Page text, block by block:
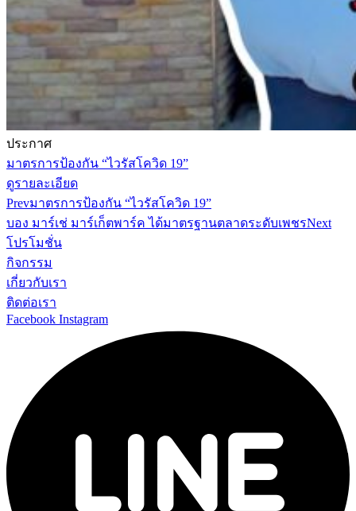
ประกาศ
มาตรการป้องกัน “ไวรัสโควิด 19”
ดูรายละเอียด
Prevมาตรการป้องกัน “ไวรัสโควิด 19”
บอง มาร์เช่ มาร์เก็ตพาร์ค ได้มาตรฐานตลาดระดับเพชรNext
โปรโมชั่น
กิจกรรม
เกี่ยวกับเรา
ติดต่อเรา
Facebook Instagram